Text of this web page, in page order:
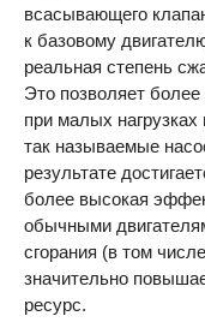
всасывающего
к базовому
реальная степень
Это позволяет
при малых нагрузках
так называемые
результате
более высокая
обычными
сгорания (в том
значительно
ресурс.